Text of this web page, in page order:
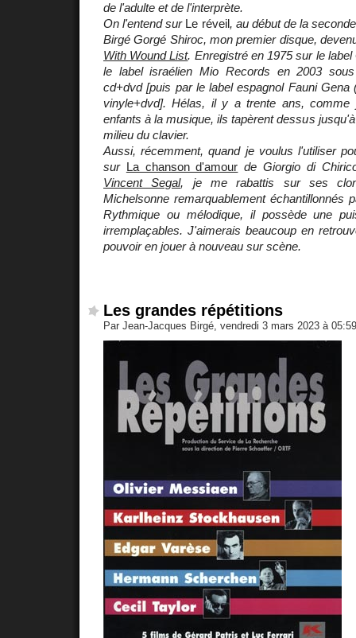
de l'adulte et de l'interprète.
On l'entend sur Le réveil, au début de la
Birgé Gorgé Shiroc, mon premier disque,
With Wound List. Enregistré en 1975 sur le
le label israélien Mio Records en 2003
cd+dvd [puis par le label espagnol Fauni Gena
vinyle+dvd]. Hélas, il y a trente ans, comme
enfants à la musique, ils tapèrent dessus
milieu du clavier.
Aussi, récemment, quand je voulus l'utiliser
sur La chanson d'amour de Giorgio di
Vincent Segal, je me rabattis sur ses
Michelsonne remarquablement échantillonnés
Rythmique ou mélodique, il possède une
irremplaçables. J'aimerais beaucoup en
pouvoir en jouer à nouveau sur scène.
Les grandes répétitions
Par Jean-Jacques Birgé, vendredi 3 mars 2023 à